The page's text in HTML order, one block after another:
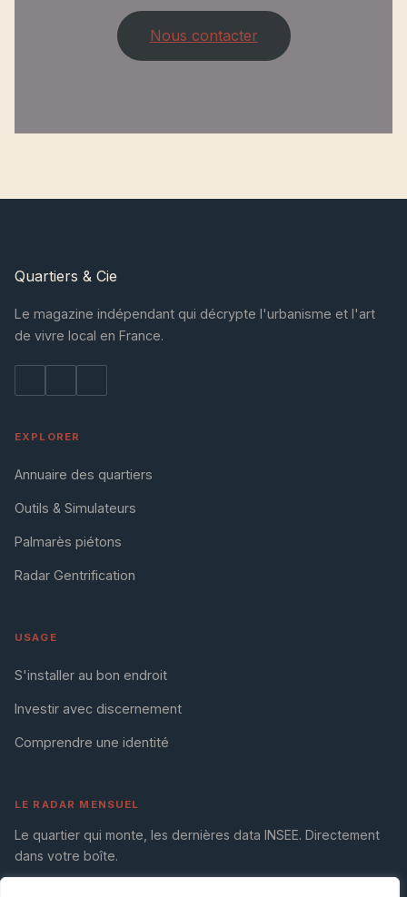
Nous contacter
Quartiers & Cie
Le magazine indépendant qui décrypte l'urbanisme et l'art
de vivre local en France.
EXPLORER
Annuaire des quartiers
Outils & Simulateurs
Palmarès piétons
Radar Gentrification
USAGE
S'installer au bon endroit
Investir avec discernement
Comprendre une identité
LE RADAR MENSUEL
Le quartier qui monte, les dernières data INSEE. Directement
dans votre boîte.